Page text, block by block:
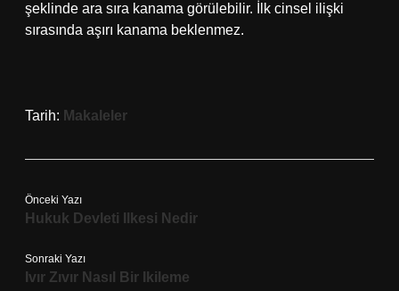
şeklinde ara sıra kanama görülebilir. İlk cinsel ilişki
sırasında aşırı kanama beklenmez.
Tarih: Makaleler
Önceki Yazı
Hukuk Devleti Ilkesi Nedir
Sonraki Yazı
Ivır Zıvır Nasıl Bir Ikileme